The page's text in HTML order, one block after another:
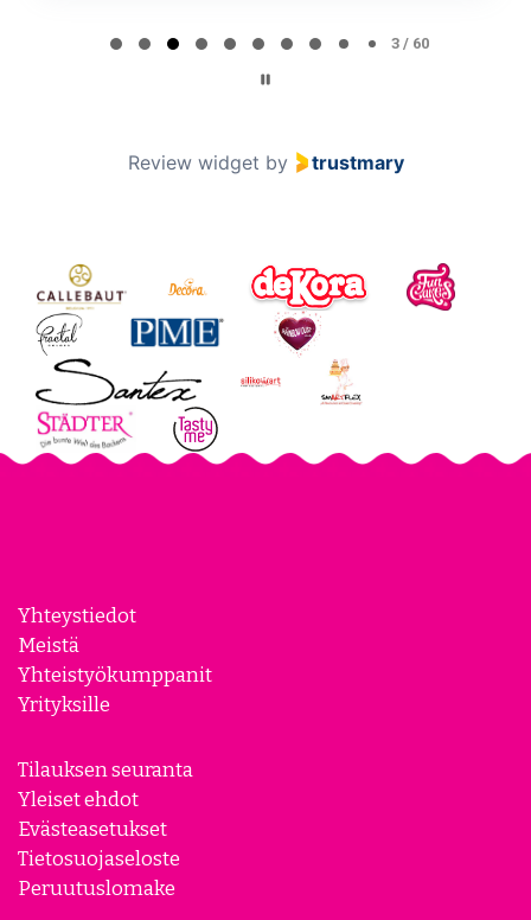
3 / 60
Review widget by trustmary
Yhteystiedot
Meistä
Yhteistyökumppanit
Yrityksille
Tilauksen seuranta
Yleiset ehdot
Evästeasetukset
Tietosuojaseloste
Peruutuslomake